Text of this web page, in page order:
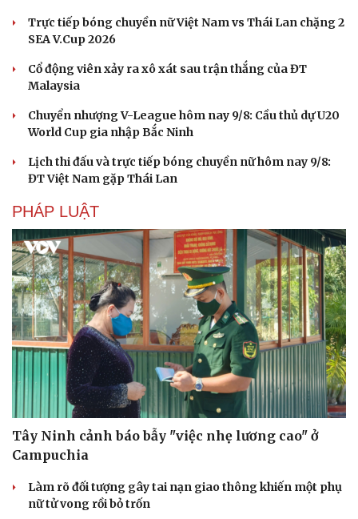
Trực tiếp bóng chuyền nữ Việt Nam vs Thái Lan chặng 2
SEA V.Cup 2026
Cổ động viên xảy ra xô xát sau trận thắng của ĐT
Malaysia
Chuyển nhượng V-League hôm nay 9/8: Cầu thủ dự U20
World Cup gia nhập Bắc Ninh
Lịch thi đấu và trực tiếp bóng chuyền nữ hôm nay 9/8:
ĐT Việt Nam gặp Thái Lan
PHÁP LUẬT
Tây Ninh cảnh báo bẫy "việc nhẹ lương cao" ở
Campuchia
Làm rõ đối tượng gây tai nạn giao thông khiến một phụ
nữ tử vong rồi bỏ trốn